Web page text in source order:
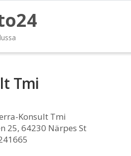
Tmi
Konsult Tmi
25, 64230 Närpes St